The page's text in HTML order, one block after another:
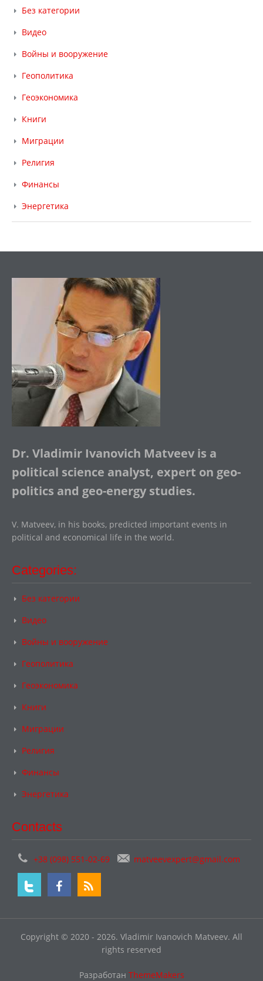
Без категории
Видео
Войны и вооружение
Геополитика
Геоэкономика
Книги
Миграции
Религия
Финансы
Энергетика
Dr. Vladimir Ivanovich Matveev is a
political science analyst, expert on geo-
politics and geo-energy studies.
V. Matveev, in his books, predicted important events in
political and economical life in the world.
Categories:
Без категории
Видео
Войны и вооружение
Геополитика
Геоэкономика
Книги
Миграции
Религия
Финансы
Энергетика
Contacts
+38 (098) 551-02-69 matveevexpert@gmail.com
Copyright © 2020 - 2026. Vladimir Ivanovich Matveev. All
rights reserved
Разработан ThemeMakers